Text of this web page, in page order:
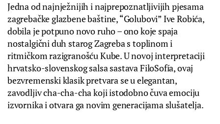
Jedna od najnježnijih i najprepoznatljivijih pjesama
zagrebačke glazbene baštine, “Golubovi” Ive Robića,
dobila je potpuno novo ruho – ono koje spaja
nostalgični duh starog Zagreba s toplinom i
ritmičkom razigranošću Kube. U novoj interpretaciji
hrvatsko-slovenskog salsa sastava FiloSofía, ovaj
bezvremenski klasik pretvara se u elegantan,
zavodljiv cha-cha-cha koji istodobno čuva emociju
izvornika i otvara ga novim generacijama slušatelja.